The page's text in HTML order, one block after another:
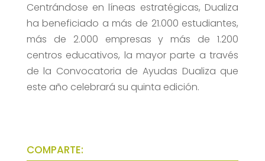
Centrándose en líneas estratégicas, Dualiza
ha beneficiado a más de 21.000 estudiantes,
más de 2.000 empresas y más de 1.200
centros educativos, la mayor parte a través
de la Convocatoria de Ayudas Dualiza que
este año celebrará su quinta edición.
COMPARTE: